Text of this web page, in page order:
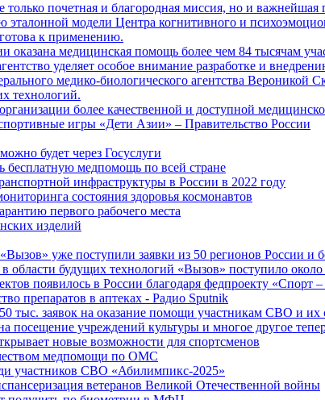
почетная и благородная миссия, но и важнейшая
модели Центра когнитивного и
к применению.
медицинская помощь более чем 84 тысячам
уделяет особое внимание разработке и
медико-биологического агентства Вероникой
технологий.
более качественной и доступной
игры «Дети Азии» – Правительство России
будет через Госуслуги
бесплатную медпомощь по всей стране
инфраструктуры в России в 2022 году
состояния здоровья космонавтов
первого рабочего места
изделий
уже поступили заявки из 50 регионов России и
будущих технологий «Вызов» поступило около
появилось в России благодаря федпроекту «Спорт
препаратов в аптеках - Радио Sputnik
тыс. заявок на оказание помощи участникам СВО и их
учреждений культуры и многое другое
новые возможности для спортсменов
медпомощи по ОМС
участников СВО «Абилимпикс-2025»
ветеранов Великой Отечественной войны